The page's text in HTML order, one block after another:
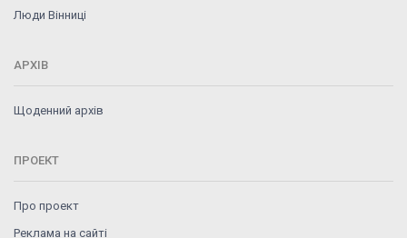
Люди Вінниці
АРХІВ
Щоденний архів
ПРОЕКТ
Про проект
Реклама на сайті